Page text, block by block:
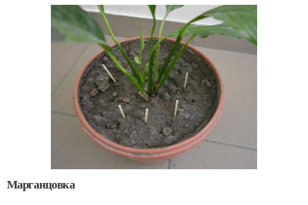
Марганцовка